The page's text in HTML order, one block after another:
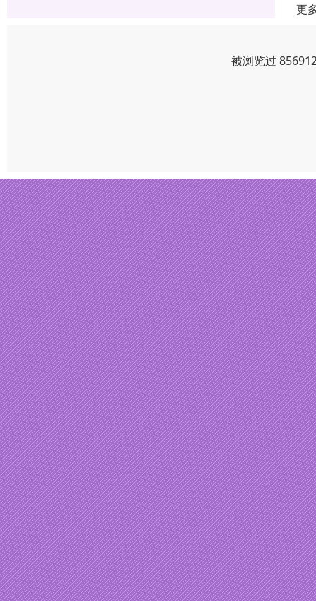
更
被浏览过